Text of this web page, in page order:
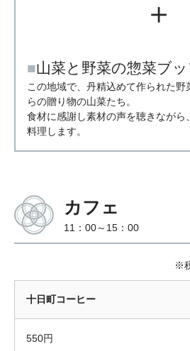
＋
■山菜と野菜の惣菜ブッ
この地域で、丹精込めて作られた
らの贈り物の山菜たち。
食材に感謝し素材の声を聴きながら
料理します。
カフェ
11：00～15：00
※
十日町コーヒー
550円